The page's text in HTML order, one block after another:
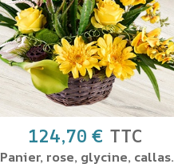
124,70 € TTC
Panier, rose, glycine, callas.